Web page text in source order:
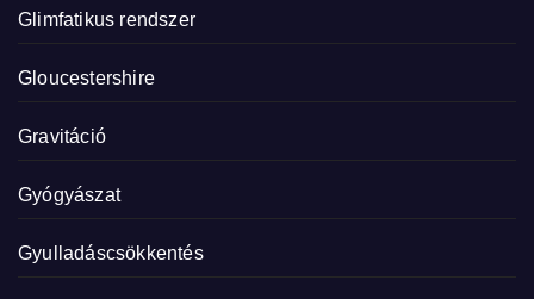
Glimfatikus rendszer
Gloucestershire
Gravitáció
Gyógyászat
Gyulladáscsökkentés